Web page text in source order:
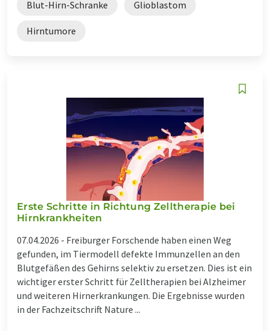
Blut-Hirn-Schranke Glioblastom
Hirntumore
Erste Schritte in Richtung Zelltherapie bei
Hirnkrankheiten
07.04.2026 - Freiburger Forschende haben einen Weg
gefunden, im Tiermodell defekte Immunzellen an den
Blutgefäßen des Gehirns selektiv zu ersetzen. Dies ist ein
wichtiger erster Schritt für Zelltherapien bei Alzheimer
und weiteren Hirnerkrankungen. Die Ergebnisse wurden
in der Fachzeitschrift Nature ...